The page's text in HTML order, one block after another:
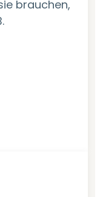
brauchen,